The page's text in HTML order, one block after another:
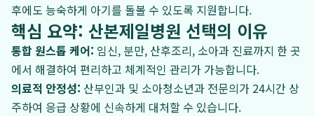
후에도 능숙하게 아기를 돌볼 수 있도록 지원합니다.
핵심 요약: 산본제일병원 선택의 이유
통합 원스톱 케어: 임신, 분만, 산후조리, 소아과 진료까지 한 곳
에서 해결하여 편리하고 체계적인 관리가 가능합니다.
의료적 안정성: 산부인과 및 소아청소년과 전문의가 24시간 상
주하여 응급 상황에 신속하게 대처할 수 있습니다.